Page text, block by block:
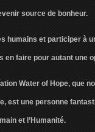
source de bonheur.
humains et participer à
en faire pour autant une
Water of Hope, que
est une personne
et l’Humanité.